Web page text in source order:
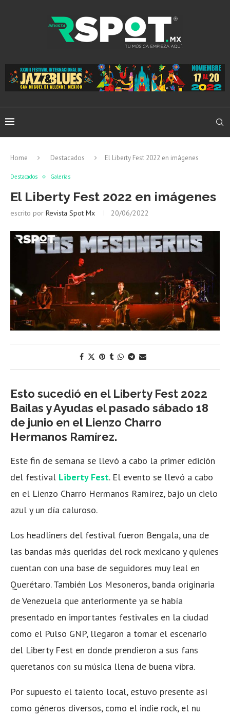
Home Destacados El Liberty Fest 2022 en imágenes
Destacados Galerías
El Liberty Fest 2022 en imágenes
escrito por Revista Spot Mx 20/06/2022
Esto sucedió en el Liberty Fest 2022
Bailas y Ayudas el pasado sábado 18
de junio en el Lienzo Charro
Hermanos Ramírez.
Este fin de semana se llevó a cabo la primer edición
del festival Liberty Fest. El evento se llevó a cabo
en el Lienzo Charro Hermanos Ramírez, bajo un cielo
azul y un día caluroso.
Los headliners del festival fueron Bengala, una de
las bandas más queridas del rock mexicano y quienes
cuentan con una base de seguidores muy leal en
Querétaro. También Los Mesoneros, banda originaria
de Venezuela que anteriormente ya se había
presentado en importantes festivales en la ciudad
como el Pulso GNP, llegaron a tomar el escenario
del Liberty Fest en donde prendieron a sus fans
queretanos con su música llena de buena vibra.
Por supuesto el talento local, estuvo presente así
como géneros diversos, como el indie rock, el nu